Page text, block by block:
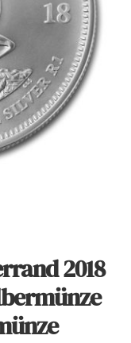
2018